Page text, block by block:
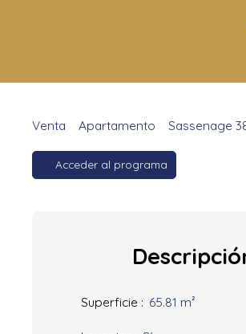
Venta Apartamento Sassenage
Acceder al programa
Superficie : 65.81 m²